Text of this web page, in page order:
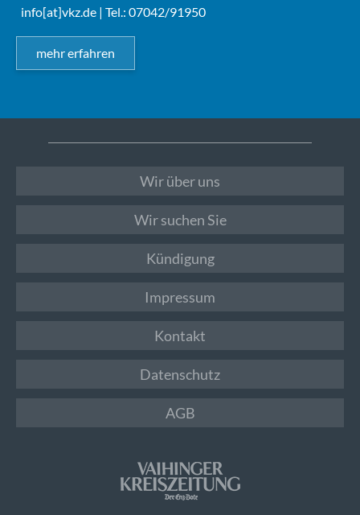
info[at]vkz.de | Tel.: 07042/91950
mehr erfahren
Wir über uns
Wir suchen Sie
Kündigung
Impressum
Kontakt
Datenschutz
AGB